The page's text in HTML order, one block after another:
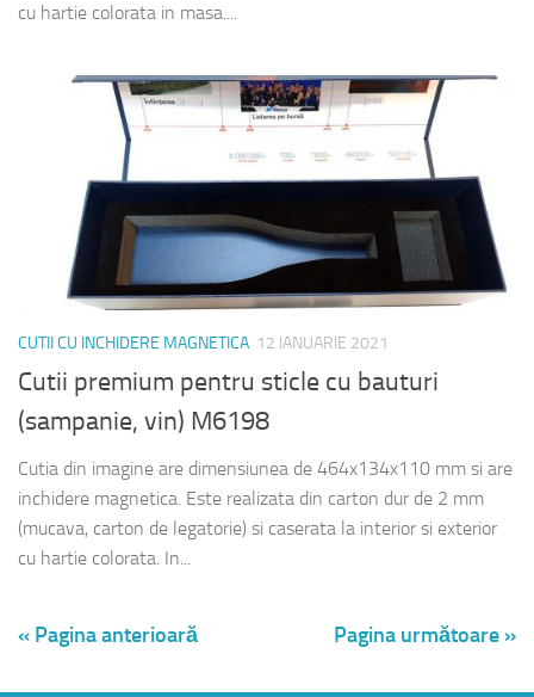
cu hartie colorata in masa....
CUTII CU INCHIDERE MAGNETICA 12 IANUARIE 2021
Cutii premium pentru sticle cu bauturi
(sampanie, vin) M6198
Cutia din imagine are dimensiunea de 464x134x110 mm si are
inchidere magnetica. Este realizata din carton dur de 2 mm
(mucava, carton de legatorie) si caserata la interior si exterior
cu hartie colorata. In...
« Pagina anterioară Pagina următoare »